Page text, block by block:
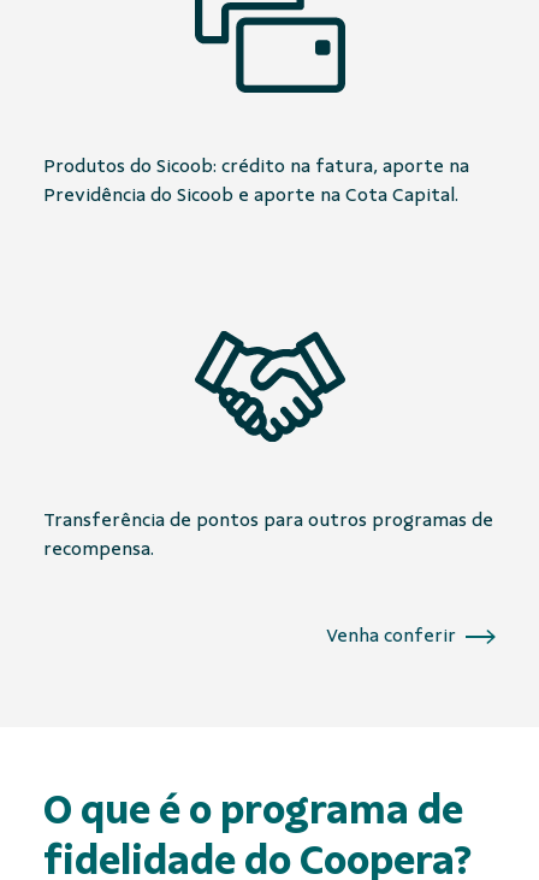
Produtos do Sicoob: crédito na fatura, aporte na
Previdência do Sicoob e aporte na Cota Capital.
Transferência de pontos para outros programas de
recompensa.
Venha conferir
O que é o programa de
fidelidade do Coopera?